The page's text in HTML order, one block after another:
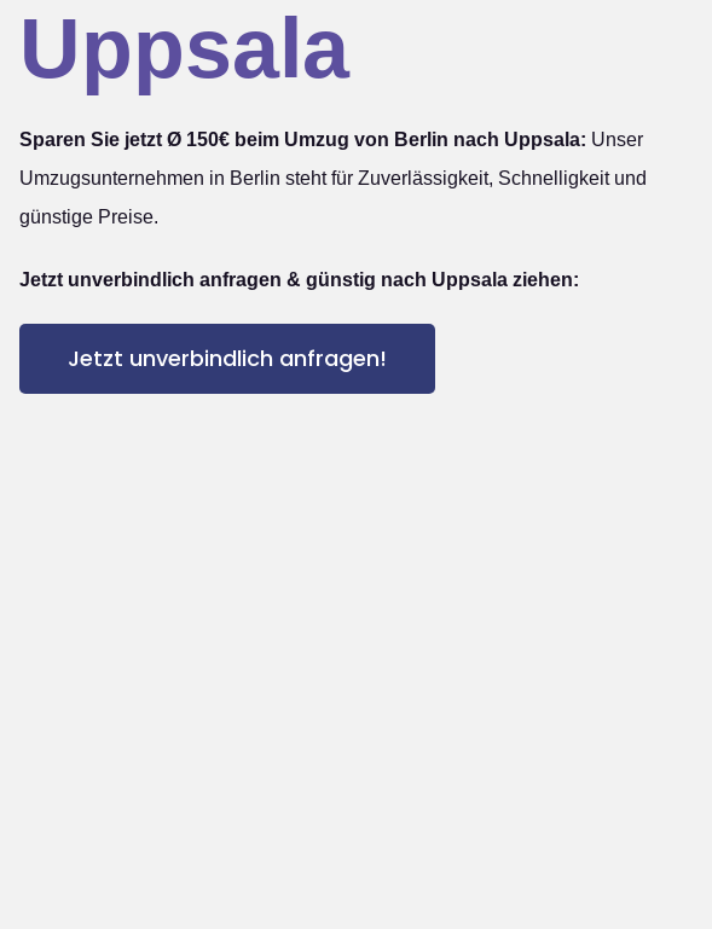
Uppsala
Sparen Sie jetzt Ø 150€ beim Umzug von Berlin nach Uppsala: Unser
Umzugsunternehmen in Berlin steht für Zuverlässigkeit, Schnelligkeit und
günstige Preise.
Jetzt unverbindlich anfragen & günstig nach Uppsala ziehen:
Jetzt unverbindlich anfragen!